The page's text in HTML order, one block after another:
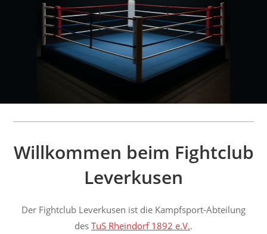
Willkommen beim Fightclub
Leverkusen
Der Fightclub Leverkusen ist die Kampfsport-Abteilung
des TuS Rheindorf 1892 e.V..